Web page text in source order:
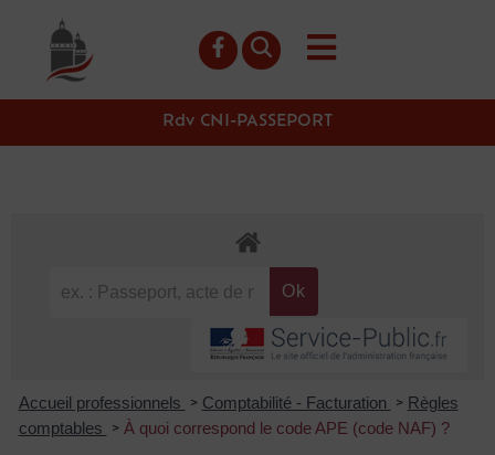
principal
Rdv CNI-PASSEPORT
Accueil professionnels > Comptabilité - Facturation > Règles
comptables
> À quoi correspond le code APE (code NAF) ?